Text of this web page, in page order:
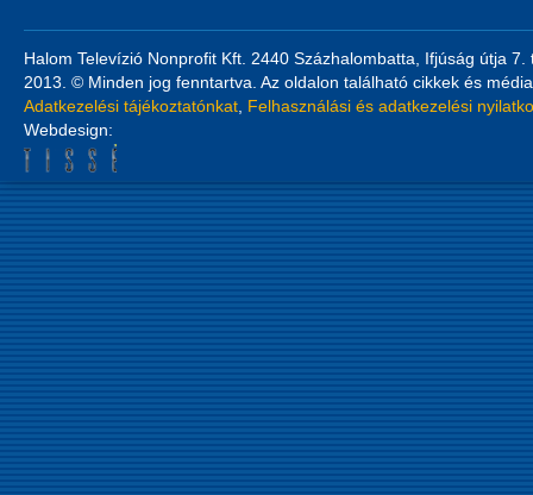
Halom Televízió Nonprofit Kft. 2440 Százhalombatta, Ifjúság útja
2013. © Minden jog fenntartva. Az oldalon található cikkek és
Adatkezelési tájékoztatónkat Felhasználási és adatkezelési
Webdesign: